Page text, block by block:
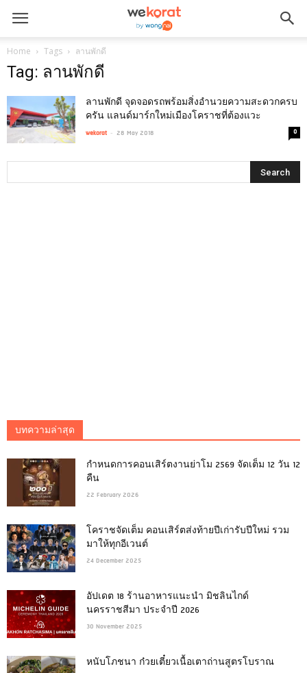
Home Tags ลานพักดี
Tag: ลานพักดี
ลานพักดี จุดจอดรถพร้อมสิ่งอำนวยความสะดวกครบ
ครัน แลนด์มาร์กใหม่เมืองโคราชที่ต้องแวะ
wekorat - 28 May 2018 0
บทความล่าสุด
กำหนดการคอนเสิร์ตงานย่าโม 2569 จัดเต็ม 12 วัน 12
คืน
22 February 2026
โคราชจัดเต็ม คอนเสิร์ตส่งท้ายปีเก่ารับปีใหม่ รวม
มาให้ทุกอีเวนต์
24 December 2025
อัปเดต 18 ร้านอาหารแนะนำ มิชลินไกด์
นครราชสีมา ประจำปี 2026
30 November 2025
หนับโภชนา ก๋วยเตี๋ยวเนื้อเตาถ่านสูตรโบราณ